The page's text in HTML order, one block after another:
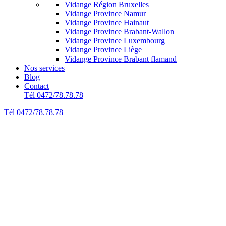
Vidange Région Bruxelles
Vidange Province Namur
Vidange Province Hainaut
Vidange Province Brabant-Wallon
Vidange Province Luxembourg
Vidange Province Liège
Vidange Province Brabant flamand
Nos services
Blog
Contact
Tél 0472/78.78.78
Tél 0472/78.78.78